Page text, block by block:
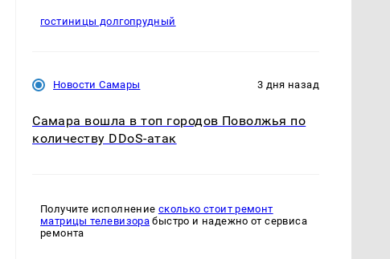
гостиницы долгопрудный
Новости Самары 3 дня назад
Самара вошла в топ городов Поволжья по
количеству DDoS-атак
Получите исполнение сколько стоит ремонт
матрицы телевизора быстро и надежно от сервиса
ремонта